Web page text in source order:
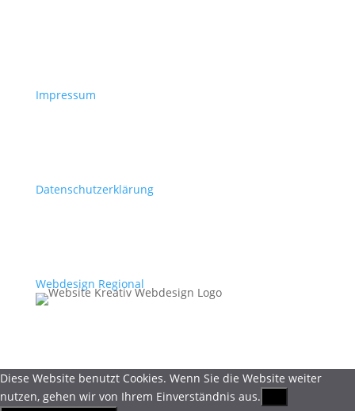
Impressum
Datenschutzerklärung
Webdesign Regional
Diese Website benutzt Cookies. Wenn Sie die Website weiter
nutzen, gehen wir von Ihrem Einverständnis aus.